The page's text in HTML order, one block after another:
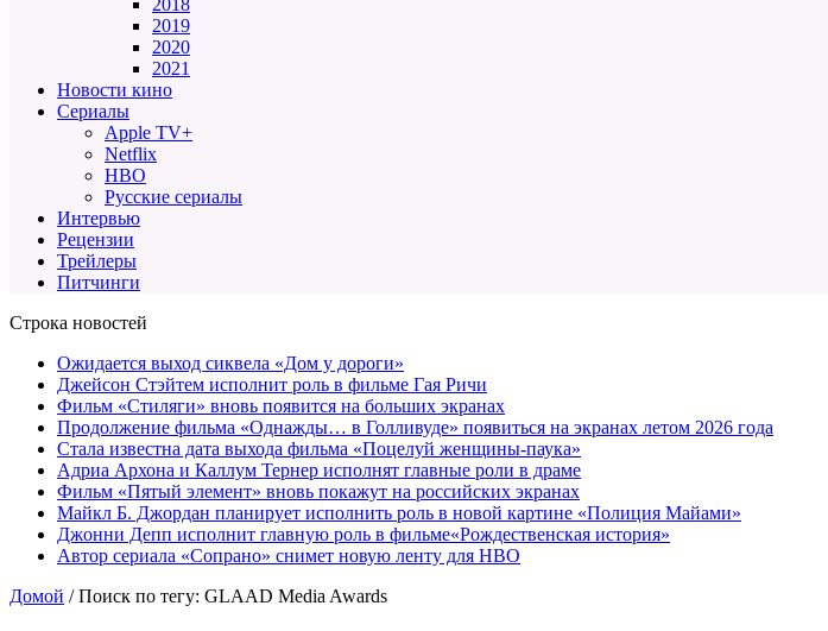
2019
2020
2021
Новости кино
Сериалы
Apple TV+
Netflix
HBO
Русские сериалы
Интервью
Рецензии
Трейлеры
Питчинги
Строка новостей
Ожидается выход сиквела «Дом у дороги»
Джейсон Стэйтем исполнит роль в фильме Гая Ричи
Фильм «Стиляги» вновь появится на больших экранах
Продолжение фильма «Однажды… в Голливуде» появиться на экранах летом 2026 года
Стала известна дата выхода фильма «Поцелуй женщины-паука»
Адриа Архона и Каллум Тернер исполнят главные роли в драме
Фильм «Пятый элемент» вновь покажут на российских экранах
Майкл Б. Джордан планирует исполнить роль в новой картине «Полиция Майами»
Джонни Депп исполнит главную роль в фильме«Рождественская история»
Автор сериала «Сопрано» снимет новую ленту для HBO
Домой / Поиск по тегу: GLAAD Media Awards